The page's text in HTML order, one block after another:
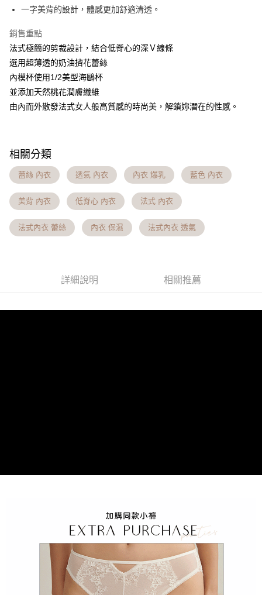
1.分期款項不併入電信帳單，「大哥付你分期」於每月結算日後寄送繳費提
醒簡訊。
帳／街口支付／iPASS MONEY」等通路繳費。
【注意事項】
1.本服務係由「台灣大哥大股份有限公司」（以下簡稱本公司）所提供，讓
用戶於交易時，得透過本服務購買商品或服務，並由商店將買賣／分期付款
買賣價金債權讓與本公司後，依約使用本公司帳單繳交帳款。
資料（包含姓名、電話或地址）提供予台灣大哥大進項蒐集、處理及利用，
【「AFTEE先享後付」結帳流程】
結帳頁面，進行簡訊認證並確認金額後，即可完成結帳。
３．收到繳費通知簡訊後14天內，點擊此簡訊中的連結，可透過四大超商／
ATM／網路銀行／等多元方式進行付款，方視為交易完成。
※ 請注意：結帳手續完成當下不需立刻繳費，但若您需要取消訂單，請聯絡
購買商品的店家。未經商家同意取消之訂單仍視為有效，需透過AFTEE先享
後付繳納相關費用。
※ 交易是否成功請以「AFTEE先享後付 」之結帳頁面顯示為準，若有關於
【注意事項】
１．透過由恩沛科技股份有限公司提供之「AFTEE先享後付」服務完成之交
易，需依本服務之必要範圍內提供個人資料，並將交易相關給付款項請求債
權轉讓予恩沛科技股份有限公司。
https://aftee.tw/terms/#terms3
３．未成年的使用者請事先徵得法定代理人或監護人之同意方可使用
「AFTEE先享後付」，若未經同意申辦者引起之損失，本公司不負相關責
任。
５．嚴禁一人註冊多個帳號或使用他人資訊註冊。若發現惡意使用之情形，
恩沛科技股份有限公司將有權停止該用戶之使用額度並採取法律行動。
運送方式
全家貨到付款 約3~5天到貨，實際出貨依照配送狀態為主。※
國定假日將順延
每筆NT$70，滿NT$1,000(含以上)免運費
付款後全家取貨 約3~5天到貨，實際出貨依照配送狀態為主。
7-11貨到付款 約3~5天到貨，實際出貨依照配送狀態為主。※
國定假日將順延
每筆NT$70，滿NT$1,000(含以上)免運費
付款後7-11取貨 約3~5天到貨，實際出貨依照配送狀態為主。
※國定假日將順延
每筆NT$70，滿NT$1,000(含以上)免運費
付款後門市自取約3~7天到貨，僅限本人攜帶身分證領取 ※星期六
一字美背的設計，體感更加舒適清透。
銷售重點
法式極簡的剪裁設計，結合低脊心的深Ｖ線條
選用超薄透的奶油擠花蕾絲
內模杯使用1/2美型海鷗杯
並添加天然桃花潤膚纖維
由內而外散發法式女人般高質感的時尚美，解鎖妳潛在的性感。
相關分類
蕾絲 內衣 透氣 內衣 內衣 爆乳 藍色 內衣
美背 內衣 低脊心 內衣 法式 內衣
法式內衣 蕾絲 內衣 保濕 法式內衣 透氣
詳細說明 相關推薦